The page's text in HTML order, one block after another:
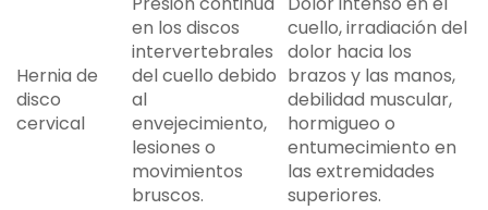
Hernia de
disco
cervical
en los discos
intervertebrales
del cuello debido
al
envejecimiento,
lesiones o
movimientos
bruscos.
cuello, irradiación del
dolor hacia los
brazos y las manos,
debilidad muscular,
hormigueo o
entumecimiento en
las extremidades
superiores.